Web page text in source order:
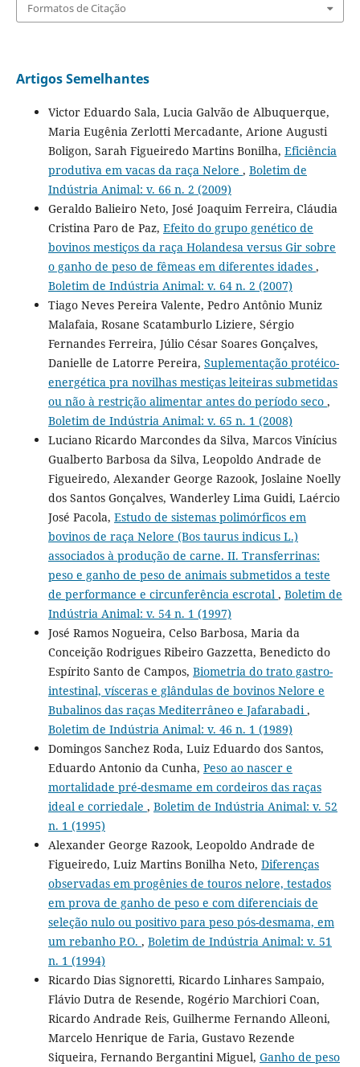
Formatos de Citação
Artigos Semelhantes
Victor Eduardo Sala, Lucia Galvão de Albuquerque,
Maria Eugênia Zerlotti Mercadante, Arione Augusti
Boligon, Sarah Figueiredo Martins Bonilha, Eficiência
produtiva em vacas da raça Nelore , Boletim de
Indústria Animal: v. 66 n. 2 (2009)
Geraldo Balieiro Neto, José Joaquim Ferreira, Cláudia
Cristina Paro de Paz, Efeito do grupo genético de
bovinos mestiços da raça Holandesa versus Gir sobre
o ganho de peso de fêmeas em diferentes idades ,
Boletim de Indústria Animal: v. 64 n. 2 (2007)
Tiago Neves Pereira Valente, Pedro Antônio Muniz
Malafaia, Rosane Scatamburlo Liziere, Sérgio
Fernandes Ferreira, Júlio César Soares Gonçalves,
Danielle de Latorre Pereira, Suplementação protéico-
energética pra novilhas mestiças leiteiras submetidas
ou não à restrição alimentar antes do período seco ,
Boletim de Indústria Animal: v. 65 n. 1 (2008)
Luciano Ricardo Marcondes da Silva, Marcos Vinícius
Gualberto Barbosa da Silva, Leopoldo Andrade de
Figueiredo, Alexander George Razook, Joslaine Noelly
dos Santos Gonçalves, Wanderley Lima Guidi, Laércio
José Pacola, Estudo de sistemas polimórficos em
bovinos de raça Nelore (Bos taurus indicus L.)
associados à produção de carne. II. Transferrinas:
peso e ganho de peso de animais submetidos a teste
de performance e circunferência escrotal , Boletim de
Indústria Animal: v. 54 n. 1 (1997)
José Ramos Nogueira, Celso Barbosa, Maria da
Conceição Rodrigues Ribeiro Gazzetta, Benedicto do
Espírito Santo de Campos, Biometria do trato gastro-
intestinal, vísceras e glândulas de bovinos Nelore e
Bubalinos das raças Mediterrâneo e Jafarabadi ,
Boletim de Indústria Animal: v. 46 n. 1 (1989)
Domingos Sanchez Roda, Luiz Eduardo dos Santos,
Eduardo Antonio da Cunha, Peso ao nascer e
mortalidade pré-desmame em cordeiros das raças
ideal e corriedale , Boletim de Indústria Animal: v. 52
n. 1 (1995)
Alexander George Razook, Leopoldo Andrade de
Figueiredo, Luiz Martins Bonilha Neto, Diferenças
observadas em progênies de touros nelore, testados
em prova de ganho de peso e com diferenciais de
seleção nulo ou positivo para peso pós-desmama, em
um rebanho P.O. , Boletim de Indústria Animal: v. 51
n. 1 (1994)
Ricardo Dias Signoretti, Ricardo Linhares Sampaio,
Flávio Dutra de Resende, Rogério Marchiori Coan,
Ricardo Andrade Reis, Guilherme Fernando Alleoni,
Marcelo Henrique de Faria, Gustavo Rezende
Siqueira, Fernando Bergantini Miguel, Ganho de peso